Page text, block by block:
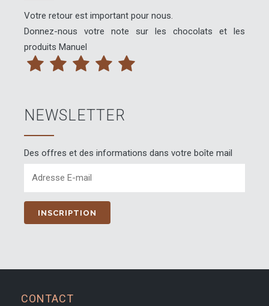
la
page
du
produit
Votre retour est important pour nous.
Donnez-nous votre note sur les chocolats et les
produits Manuel
NEWSLETTER
Des offres et des informations dans votre boîte mail
CONTACT